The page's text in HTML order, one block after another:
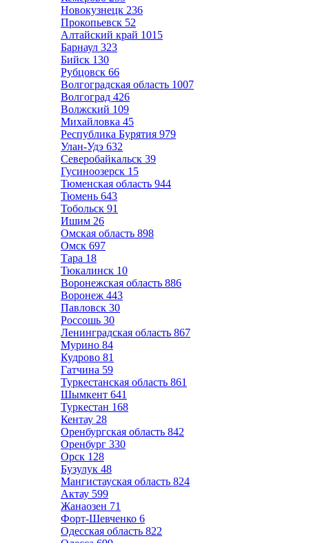
Новокузнецк 236
Прокопьевск 52
Алтайский край 1015
Барнаул 323
Бийск 130
Рубцовск 66
Волгоградская область 1007
Волгоград 426
Волжский 109
Михайловка 45
Республика Бурятия 979
Улан-Удэ 632
Северобайкальск 39
Гусиноозерск 15
Тюменская область 944
Тюмень 643
Тобольск 91
Ишим 26
Омская область 898
Омск 697
Тара 18
Тюкалинск 10
Воронежская область 886
Воронеж 443
Павловск 30
Россошь 30
Ленинградская область 867
Мурино 84
Кудрово 81
Гатчина 59
Туркестанская область 861
Шымкент 641
Туркестан 168
Кентау 28
Оренбургская область 842
Оренбург 330
Орск 128
Бузулук 48
Мангистауская область 824
Актау 599
Жанаозен 71
Форт-Шевченко 6
Одесская область 822